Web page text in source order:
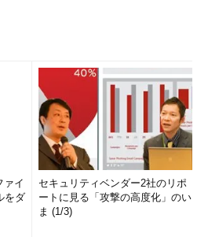
文のハッシュ値を平文の代わりに秘
が一般的だ（図4）。
ァイ
をダ
セキュリティベンダー2社のリポ
ートに見る「攻撃の高度化」のい
ま (1/3)